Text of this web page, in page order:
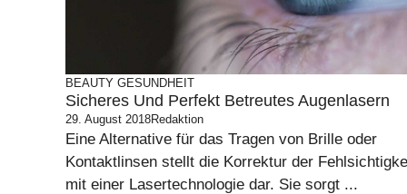
BEAUTY GESUNDHEIT
Sicheres Und Perfekt Betreutes Augenlasern
29. August 2018Redaktion
Eine Alternative für das Tragen von Brille oder
Kontaktlinsen stellt die Korrektur der
mit einer Lasertechnologie dar. Sie sorgt ...